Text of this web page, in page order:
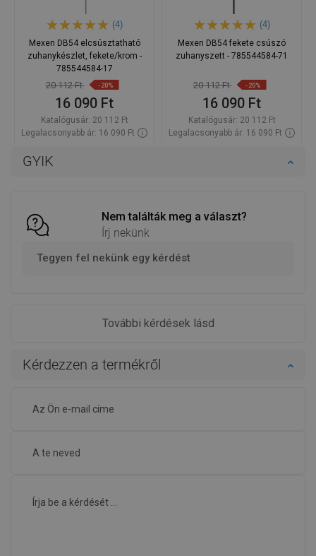
GYIK
Nem találták meg a választ?
Írj nekünk
Tegyen fel nekünk egy kérdést
További kérdések lásd
Kérdezzen a termékről
(4)
Mexen DB54 elcsúsztatható
zuhanykészlet, fekete/krom -
785544584-17
20 112 Ft -20%
16 090 Ft
Katalógusár: 20 112 Ft
Legalacsonyabb ár: 16 090 Ft
(4)
Mexen DB54 fekete csúszó
zuhanyszett - 785544584-71
20 112 Ft -20%
16 090 Ft
Katalógusár: 20 112 Ft
Legalacsonyabb ár: 16 090 Ft